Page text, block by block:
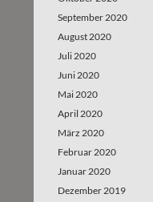
September 2020
August 2020
Juli 2020
Juni 2020
Mai 2020
April 2020
März 2020
Februar 2020
Januar 2020
Dezember 2019